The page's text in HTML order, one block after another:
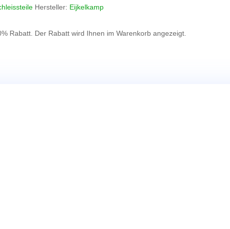
Hersteller: Eijkelkamp
Rabatt. Der Rabatt wird Ihnen im Warenkorb angezeigt.